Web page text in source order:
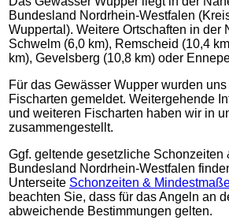
Bundesland Nordrhein-Westfalen
Wuppertal). Weitere Ortschaften in der
Schwelm (6,0 km), Remscheid (10,4
km), Gevelsberg (10,8 km) oder
Für das Gewässer Wupper wurden
Fischarten gemeldet. Weitergehende
und weiteren Fischarten haben wir in
zusammengestellt.
Ggf. geltende gesetzliche Schonzeiten
Bundesland Nordrhein-Westfalen
Unterseite Schonzeiten &
beachten Sie, dass für das Angeln an
abweichende Bestimmungen gelten.